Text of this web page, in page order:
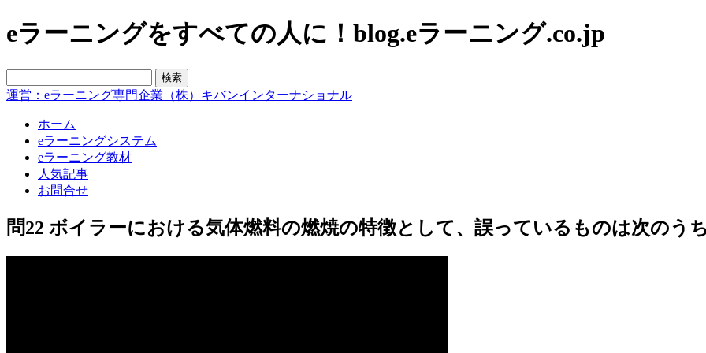
eラーニングをすべての人に！blog.eラーニング.co.jp
運営：eラーニング専門企業（株）キバンインターナショナル
ホーム
eラーニングシステム
eラーニング教材
人気記事
お問合せ
問22 ボイラーにおける気体燃料の燃焼の特徴として、誤っているものは次のう